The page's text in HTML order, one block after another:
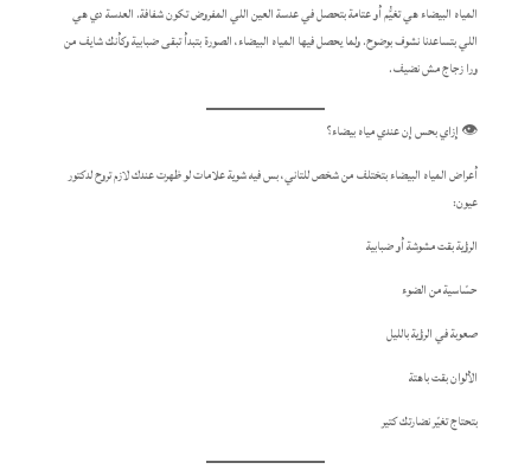
المياه البيضاء هي تغيُّم أو عتامة بتحصل في عدسة العين اللي المفروض تكون شفافة. العدسة دي هي
اللي بتساعدنا نشوف بوضوح. ولما يحصل فيها المياه البيضاء، الصورة بتبدأ تبقى ضبابية وكأنك شايف من
ورا زجاج مش نضيف.
👁️ إزاي بحس إن عندي مياه بيضاء؟
أعراض المياه البيضاء بتختلف من شخص للتاني، بس فيه شوية علامات لو ظهرت عندك لازم تروح لدكتور
عيون:
الرؤية بقت مشوشة أو ضبابية
حسّاسية من الضوء
صعوبة في الرؤية بالليل
الألوان بقت باهتة
بتحتاج تغيّر نضارتك كتير